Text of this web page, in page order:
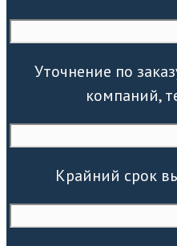
Уточнение по
компаний,
Крайний срок